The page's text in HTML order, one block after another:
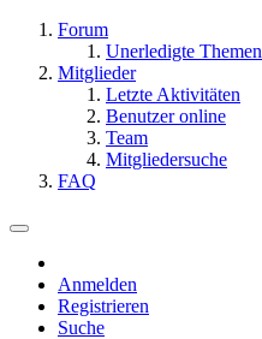
Forum
Unerledigte Themen
Mitglieder
Letzte Aktivitäten
Benutzer online
Team
Mitgliedersuche
FAQ
Anmelden
Registrieren
Suche